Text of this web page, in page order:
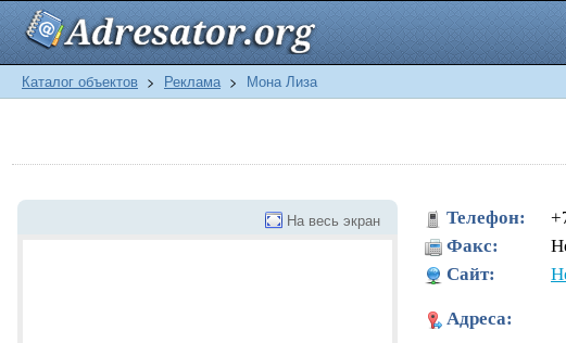
Каталог объектов > Реклама > Мона Лиза
На весь экран
Телефон:
Факс:
Сайт:
Адреса: